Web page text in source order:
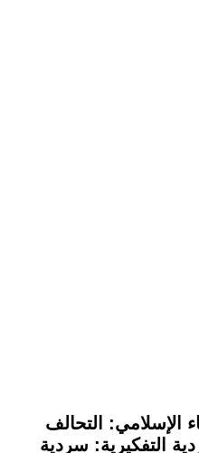
الإسلامي: التحالف
التفكيرية: سردية